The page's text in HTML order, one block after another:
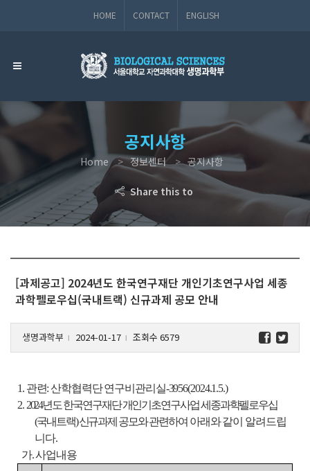
HOME CONTACT ENGLISH
공지사항
Home 정보센터 공지사항
Share this to
[과제공고] 2024년도 한국연구재단 개인기초연구사업 세종
과학펠로우십(국내트랙) 신규과제 공모 안내
생명과학부 l 2024-01-17 l 조회수 6579
1. 관련: 산학협력단 연구비관리실-3956(2024.1.5.)
2. 2024년도 한국연구재단 개인기초연구사업 세종과학펠로우십
(국내트랙) 신규과제 공모와 관련하여 아래와 같이 알려드립
니다.
가. 사업내용